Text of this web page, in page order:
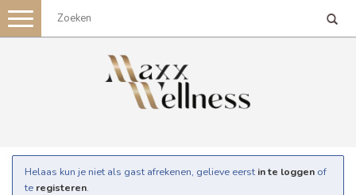
Toggle
navigation
Helaas kun je niet als gast afrekenen, gelieve eerst in te loggen of
te registeren.